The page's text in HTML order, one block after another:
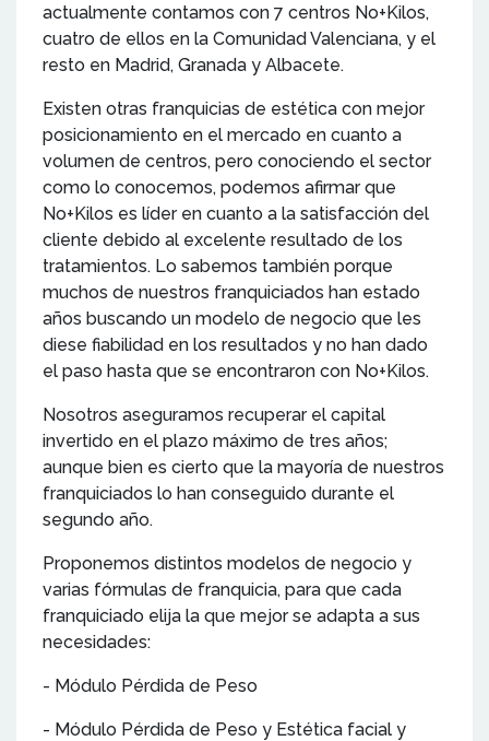
actualmente contamos con 7 centros No+Kilos,
cuatro de ellos en la Comunidad Valenciana, y el
resto en Madrid, Granada y Albacete.
Existen otras franquicias de estética con mejor
posicionamiento en el mercado en cuanto a
volumen de centros, pero conociendo el sector
como lo conocemos, podemos afirmar que
No+Kilos es líder en cuanto a la satisfacción del
cliente debido al excelente resultado de los
tratamientos. Lo sabemos también porque
muchos de nuestros franquiciados han estado
años buscando un modelo de negocio que les
diese fiabilidad en los resultados y no han dado
el paso hasta que se encontraron con No+Kilos.
Nosotros aseguramos recuperar el capital
invertido en el plazo máximo de tres años;
aunque bien es cierto que la mayoría de nuestros
franquiciados lo han conseguido durante el
segundo año.
Proponemos distintos modelos de negocio y
varias fórmulas de franquicia, para que cada
franquiciado elija la que mejor se adapta a sus
necesidades:
- Módulo Pérdida de Peso
- Módulo Pérdida de Peso y Estética facial y